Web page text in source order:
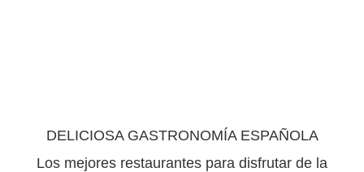
DELICIOSA GASTRONOMÍA ESPAÑOLA
Los mejores restaurantes para disfrutar de la